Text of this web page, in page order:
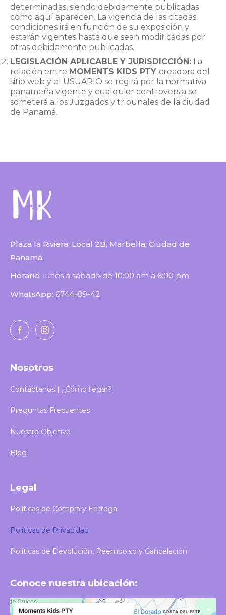
determinadas, siendo debidamente publicadas
como aquí aparecen. La vigencia de las citadas
condiciones irá en función de su exposición y
estarán vigentes hasta que sean modificadas por
otras debidamente publicadas.
LEGISLACIÓN APLICABLE Y JURISDICCIÓN: La
relación entre MOMENTS KIDS PTY creadora del
sitio web y el USUARIO se regirá por la normativa
panameña vigente y cualquier controversia se
someterá a los Juzgados y tribunales de la ciudad
de Panamá.
Plaza la Riviera, Local 2B, Marbella, Ciudad de
Panamá.
Horario: lunes a sábado de 10:00 am a 6:00 pm
WhatsApp: 6744-89-42
Nosotros
Contáctanos | ¿Cómo llegar?
Preguntas Frecuentes
Nuestro Objetivo
Blog
Legal
Políticas de Compra y Entrega
Políticas de Privacidad
Políticas de Devolución, Reembolso y Cancelación
Conoce nuestra ubicación: